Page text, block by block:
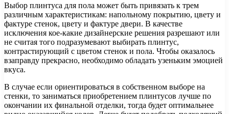
Выбор плинтуса для пола может быть привязать к трем
различным характеристикам: напольному покрытию, цвету и
фактуре стенок, цвету и фактуре двери. В качестве
исключения кое-какие дизайнерские решения разрешают или
не считая того подразумевают выбирать плинтус,
контрастирующий с цветом стенок и пола. Чтобы оказалось
взаправду прекрасно, необходимо обладать узеньким эмоцией
вкуса.
В случае если ориентироваться в собственном выборе на
стенки, то заниматься приобретением плинтусов лучше по
окончании их финальной отделки, тогда будет оптимальнее